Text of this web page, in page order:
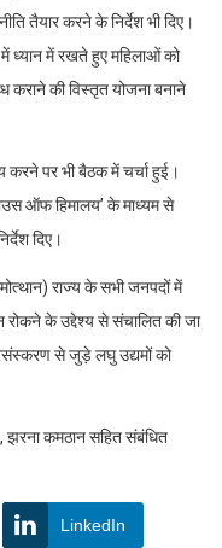
तैयार करने के निर्देश भी दिए।
में ध्यान में रखते हुए महिलाओं को
कराने की विस्तृत योजना बनाने
करने पर भी बैठक में चर्चा हुई।
ऑफ हिमालय’ के माध्यम से
दिए।
राज्य के सभी जनपदों में
रोकने के उद्देश्य से संचालित की जा
से जुड़े लघु उद्यमों को
झरना कमठान सहित संबंधित
LinkedIn